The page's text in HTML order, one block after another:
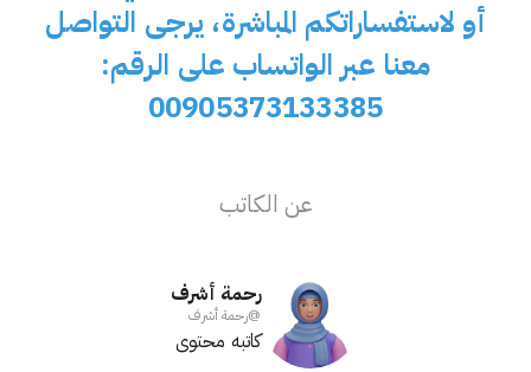
أو لاستفساراتكم المباشرة، يرجى التواصل
معنا عبر الواتساب على الرقم:
00905373133385
عن الكاتب
رحمة أشرف
@رحمة أشرف
كاتبه محتوى